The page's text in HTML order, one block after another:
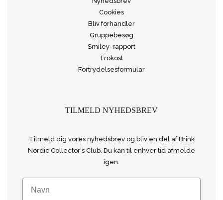
Cookies
Bliv forhandler
Gruppebesøg
Smiley-rapport
Frokost
Fortrydelsesformular
TILMELD NYHEDSBREV
Tilmeld dig vores nyhedsbrev og bliv en del af Brink
Nordic Collector´s Club. Du kan til enhver tid afmelde
igen.